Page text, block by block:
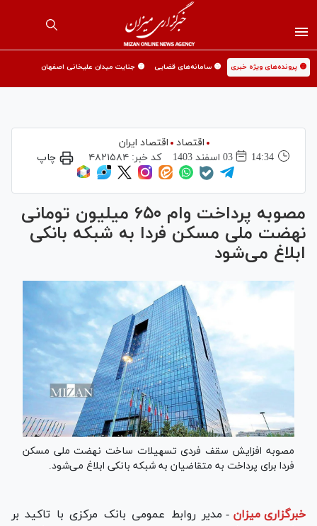
🟡 پرونده‌های ویژه خبری 🟡 سامانه‌های قضایی 🟡 جنایت میدان علیخانی اصفهان
اقتصاد
اقتصاد ایران
14:34
03 اسفند 1403 کد خبر:۴۸۲۱۵۸۴ چاپ
مصوبه پرداخت وام ۶۵۰ میلیون تومانی
نهضت ملی مسکن فردا به شبکه بانکی
ابلاغ می‌شود
مصوبه افزایش سقف فردی تسهیلات ساخت نهضت ملی مسکن
فردا برای پرداخت به متقاضیان به شبکه بانکی ابلاغ می‌شود.
خبرگزاری میزان - مدیر روابط عمومی بانک مرکزی با تاکید بر